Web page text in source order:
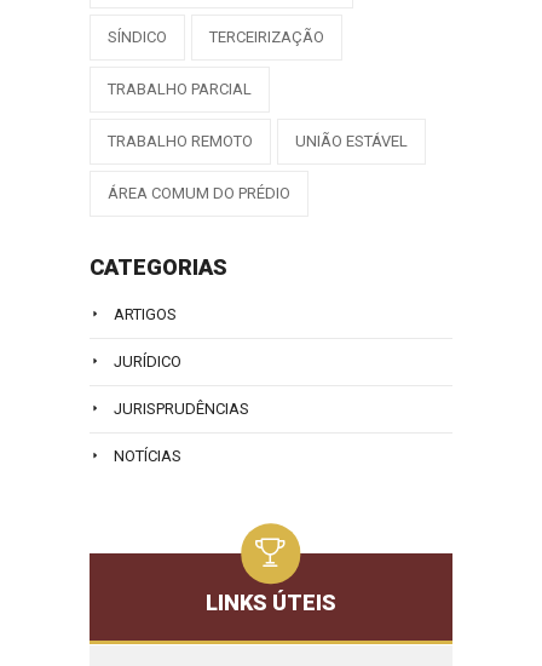
SÍNDICO TERCEIRIZAÇÃO
TRABALHO PARCIAL
TRABALHO REMOTO UNIÃO ESTÁVEL
ÁREA COMUM DO PRÉDIO
CATEGORIAS
ARTIGOS
JURÍDICO
JURISPRUDÊNCIAS
NOTÍCIAS
LINKS ÚTEIS